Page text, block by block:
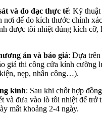
và đo đạc thực tế: Kỹ
nơi để đo kích thước chính
được tôi nhiệt đúng kích cỡ,
án và báo giá: Dựa trên
giá thi công cửa kính cường
nẹp, nhân công…).
kính: Sau khi chốt hợp
và đưa vào lò tôi nhiệt để trở
mất khoảng 2-4 ngày.